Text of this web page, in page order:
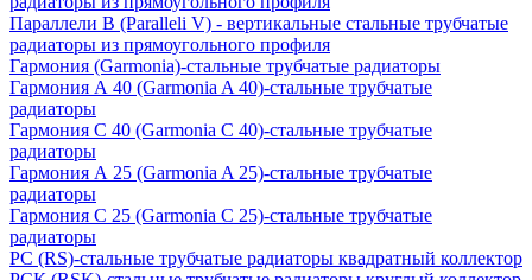
Параллели В (Paralleli V) - вертикальные стальные трубчатые
радиаторы из прямоугольного профиля
Гармония (Garmonia)-стальные трубчатые радиаторы
Гармония А 40 (Garmonia A 40)-стальные трубчатые
радиаторы
Гармония С 40 (Garmonia C 40)-стальные трубчатые
радиаторы
Гармония А 25 (Garmonia A 25)-стальные трубчатые
радиаторы
Гармония С 25 (Garmonia C 25)-стальные трубчатые
радиаторы
РС (RS)-стальные трубчатые радиаторы квадратный коллектор